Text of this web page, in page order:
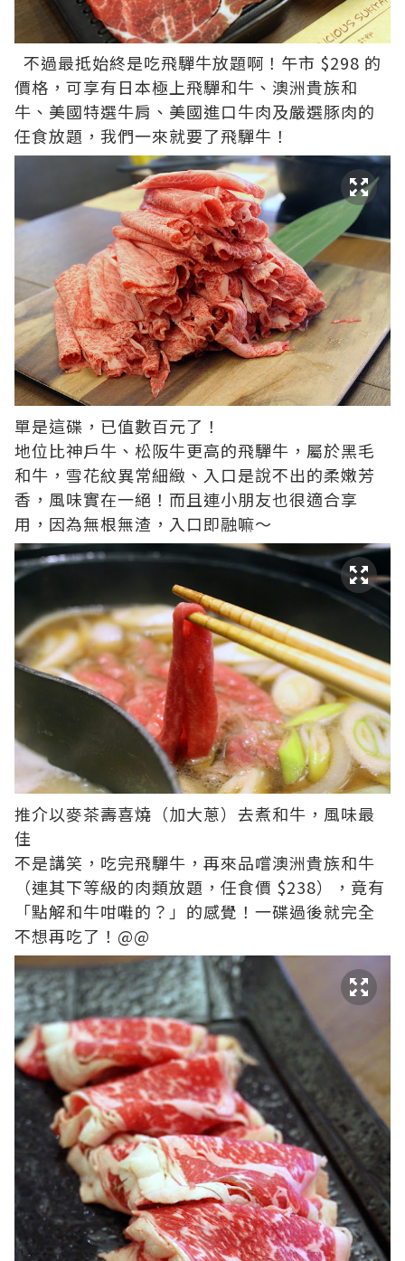
不過最抵始終是吃飛驒牛放題啊！午市 $298 的
價格，可享有日本極上飛驒和牛、澳洲貴族和
牛、美國特選牛肩、美國進口牛肉及嚴選豚肉的
任食放題，我們一來就要了飛驒牛！
單是這碟，已值數百元了！
地位比神戶牛、松阪牛更高的飛驒牛，屬於黑毛
和牛，雪花紋異常細緻、入口是說不出的柔嫩芳
香，風味實在一絕！而且連小朋友也很適合享
用，因為無根無渣，入口即融嘛～
推介以麥茶壽喜燒（加大蔥）去煮和牛，風味最
佳
不是講笑，吃完飛驒牛，再來品嚐澳洲貴族和牛
（連其下等級的肉類放題，任食價 $238），竟有
「點解和牛咁嚡的？」的感覺！一碟過後就完全
不想再吃了！@@